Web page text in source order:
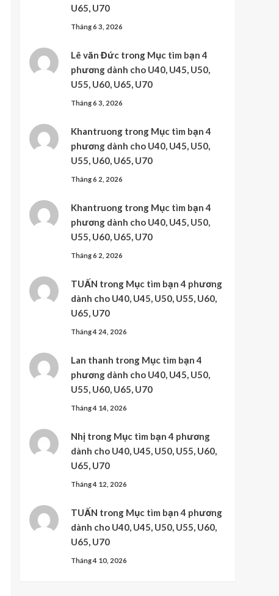
U65, U70
Tháng 6 3, 2026
Lê văn Đứctrong Mục tìm bạn 4
phương dành cho U40, U45, U50,
U55, U60, U65, U70
Tháng 6 3, 2026
Khantruongtrong Mục tìm bạn 4
phương dành cho U40, U45, U50,
U55, U60, U65, U70
Tháng 6 2, 2026
Khantruongtrong Mục tìm bạn 4
phương dành cho U40, U45, U50,
U55, U60, U65, U70
Tháng 6 2, 2026
TUẤN trong Mục tìm bạn 4 phương
dành cho U40, U45, U50, U55, U60,
U65, U70
Tháng 4 24, 2026
Lan thanh trong Mục tìm bạn 4
phương dành cho U40, U45, U50,
U55, U60, U65, U70
Tháng 4 14, 2026
Nhịtrong Mục tìm bạn 4 phương
dành cho U40, U45, U50, U55, U60,
U65, U70
Tháng 4 12, 2026
TUẤN trong Mục tìm bạn 4 phương
dành cho U40, U45, U50, U55, U60,
U65, U70
Tháng 4 10, 2026